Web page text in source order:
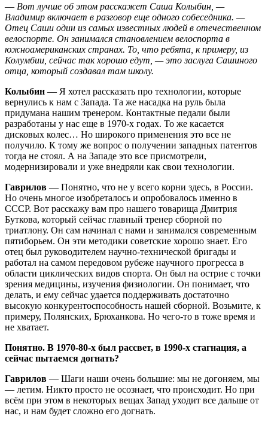
— Вот лучше об этом расскажет Саша Колыбин, —
Владимир включает в разговор еще одного собеседника. —
Отец Саши один из самых известных людей в отечественном
велоспорте. Он занимался становлением велоспорта в
южноамериканских странах. То, что ребята, к примеру, из
Колумбии, сейчас так хорошо едут, — это заслуга Сашиного
отца, который создавал там школу.
Колыбин — Я хотел рассказать про технологии, которые
вернулись к нам с Запада. Та же насадка на руль была
придумана нашим тренером. Контактные педали были
разработаны у нас еще в 1970-х годах. То же касается
дисковых колес… Но широкого применения это все не
получило. К тому же вопрос о получении западных патентов
тогда не стоял. А на Западе это все присмотрели,
модернизировали и уже внедряли как свои технологии.
Гаврилов — Понятно, что не у всего корни здесь, в России.
Но очень многое изобреталось и опробовалось именно в
СССР. Вот расскажу вам про нашего товарища Дмитрия
Буткова, который сейчас главный тренер сборной по
триатлону. Он сам начинал с нами и занимался современным
пятиборьем. Он эти методики советские хорошо знает. Его
отец был руководителем научно-технической бригады и
работал на самом передовом рубеже научного прогресса в
области циклических видов спорта. Он был на острие с точки
зрения медицины, изучения физиологии. Он понимает, что
делать, и ему сейчас удается поддерживать достаточно
высокую конкурентоспособность нашей сборной. Возьмите, к
примеру, Полянских, Брюханкова. Но чего-то в тоже время и
не хватает.
Понятно. В 1970-80-х был рассвет, в 1990-х стагнация, а
сейчас пытаемся догнать?
Гаврилов — Шаги наши очень большие: мы не догоняем, мы
— летим. Никто просто не осознает, что происходит. Но при
всём при этом в некоторых вещах Запад уходит все дальше от
нас, и нам будет сложно его догнать.